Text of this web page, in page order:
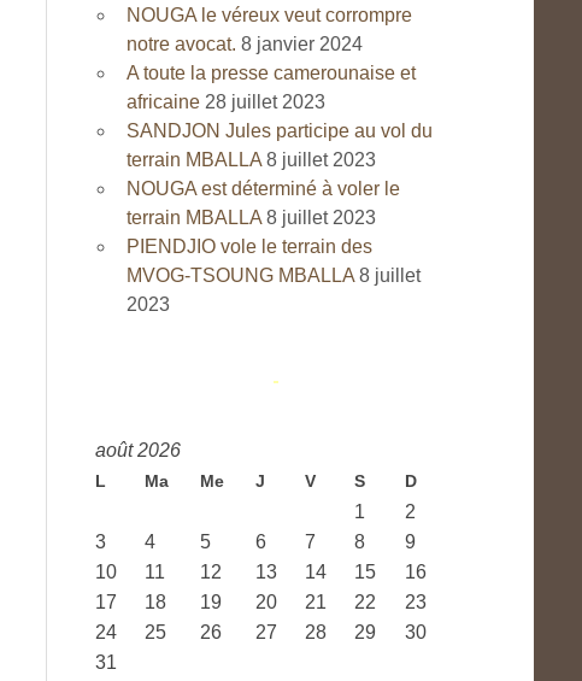
NOUGA le véreux veut corrompre
notre avocat. 8 janvier 2024
A toute la presse camerounaise et
africaine 28 juillet 2023
SANDJON Jules participe au vol du
terrain MBALLA 8 juillet 2023
NOUGA est déterminé à voler le
terrain MBALLA 8 juillet 2023
PIENDJIO vole le terrain des
MVOG-TSOUNG MBALLA 8 juillet
2023
août 2026
L Ma Me J V S D
1
2
3
4 5 6 7 8
9
10
11 12 13 14 15
16
17
18 19 20 21 22
23
24
25 26 27 28 29
30
31